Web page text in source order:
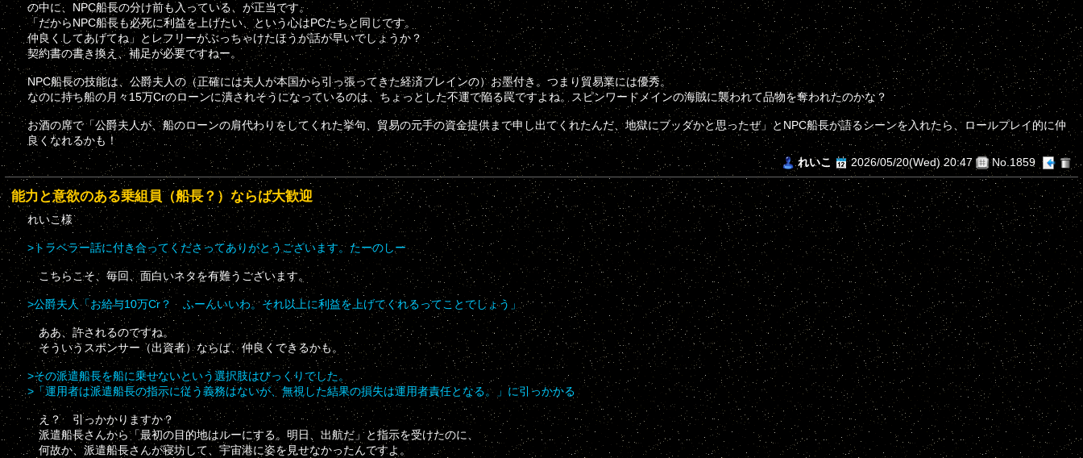
の中に、NPC船長の分け前も入っている、が正当です。
「だからNPC船長も必死に利益を上げたい、という心はPCたちと同じです。
仲良くしてあげてね」とレフリーがぶっちゃけたほうが話が早いでしょうか？
契約書の書き換え、補足が必要ですねー。
NPC船長の技能は、公爵夫人の（正確には夫人が本国から引っ張ってきた経済ブレインの）お墨付き。つまり貿易業には優秀。
なのに持ち船の月々15万Crのローンに潰されそうになっているのは、ちょっとした不運で陥る罠ですよね。スピンワードメインの海賊に襲われて品物を奪われたのかな？
お酒の席で「公爵夫人が、船のローンの肩代わりをしてくれた挙句、貿易の元手の資金提供まで申し出てくれたんだ、地獄にブッダかと思ったぜ」とNPC船長が語るシーンを入れたら、ロールプレイ的に仲
良くなれるかも！
れいこ
2026/05/20(Wed) 20:47 No.1859
能力と意欲のある乗組員（船長？）ならば大歓迎
れいこ様
>トラベラー話に付き合ってくださってありがとうございます。たーのしー
こちらこそ、毎回、面白いネタを有難うございます。
>公爵夫人「お給与10万Cr？ ふーんいいわ。それ以上に利益を上げてくれるってことでしょう」
ああ、許されるのですね。
そういうスポンサー（出資者）ならば、仲良くできるかも。
>その派遣船長を船に乗せないという選択肢はびっくりでした。
>「運用者は派遣船長の指示に従う義務はないが、無視した結果の損失は運用者責任となる。」に引っかかる
え？ 引っかかりますか？
派遣船長さんから「最初の目的地はルーにする。明日、出航だ」と指示を受けたのに、
何故か、派遣船長さんが寝坊して、宇宙港に姿を見せなかったんですよ。